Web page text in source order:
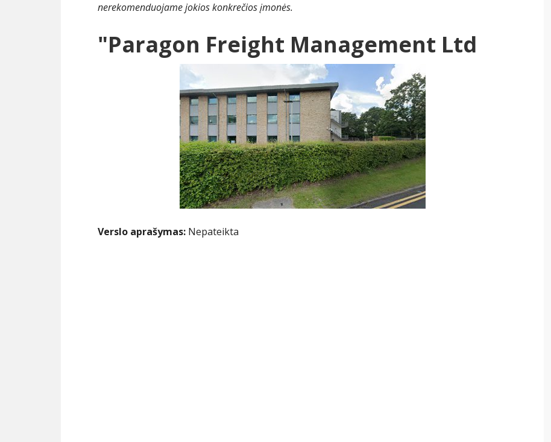
nerekomenduojame jokios konkrečios įmonės.
"Paragon Freight Management Ltd
Verslo aprašymas: Nepateikta